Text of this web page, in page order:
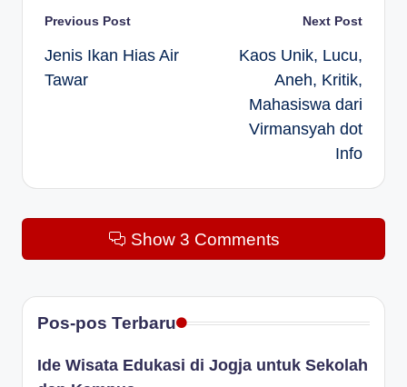
Post
navigation
Previous Post
Jenis Ikan Hias Air
Tawar
Next Post
Kaos Unik, Lucu,
Aneh, Kritik,
Mahasiswa dari
Virmansyah dot
Info
Show 3 Comments
Pos-pos Terbaru
Ide Wisata Edukasi di Jogja untuk Sekolah